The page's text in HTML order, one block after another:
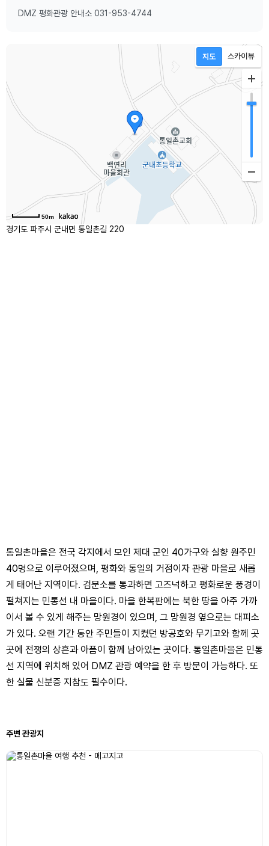
DMZ 평화관광 안내소 031-953-4744
50m
경기도 파주시 군내면 통일촌길 220
통일촌마을은 전국 각지에서 모인 제대 군인 40가구와 실향 원주민
40명으로 이루어졌으며, 평화와 통일의 거점이자 관광 마을로 새롭
게 태어난 지역이다. 검문소를 통과하면 고즈넉하고 평화로운 풍경이
펼쳐지는 민통선 내 마을이다. 마을 한복판에는 북한 땅을 아주 가까
이서 볼 수 있게 해주는 망원경이 있으며, 그 망원경 옆으로는 대피소
가 있다. 오랜 기간 동안 주민들이 지켰던 방공호와 무기고와 함께 곳
곳에 전쟁의 상흔과 아픔이 함께 남아있는 곳이다. 통일촌마을은 민통
선 지역에 위치해 있어 DMZ 관광 예약을 한 후 방문이 가능하다. 또
한 실물 신분증 지참도 필수이다.
주변 관광지